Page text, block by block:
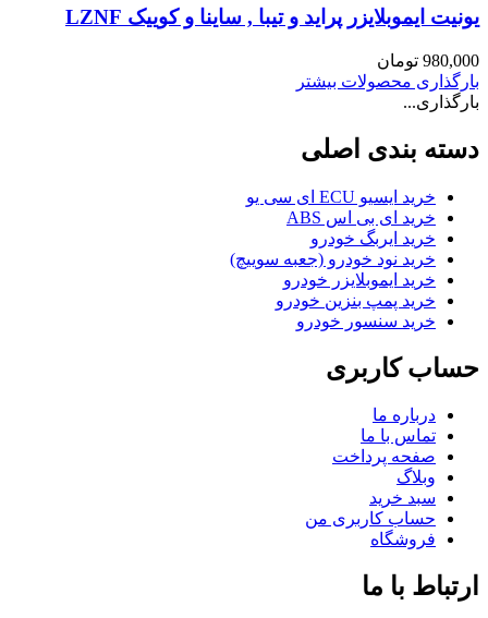
یونیت ایموبلایزر پراید و تیبا , ساینا و کوییک LZNF
980,000 تومان
بارگذاری محصولات بیشتر
بارگذاری...
دسته بندی اصلی
خرید ایسیو ECU ای سی یو
خرید ای بی اس ABS
خرید ایربگ خودرو
خرید نود خودرو (جعبه سوییچ)
خرید ایموبلایزر خودرو
خرید پمپ بنزین خودرو
خرید سنسور خودرو
حساب کاربری
درباره ما
تماس با ما
صفحه پرداخت
وبلاگ
سبد خرید
حساب کاربری من
فروشگاه
ارتباط با ما